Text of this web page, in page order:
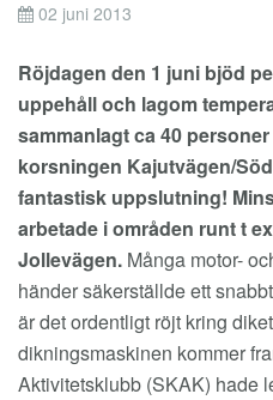
02 juni 2013
Röjdagen den 1 juni bjöd
uppehåll och lagom
sammanlagt ca 40
korsningen Kajutvägen/
fantastisk uppslutning!
arbetade i områden runt t
Jollevägen. Många motor-
händer säkerställde ett
är det ordentligt röjt kring
dikningsmaskinen kommer
Aktivitetsklubb (SKAK) hade